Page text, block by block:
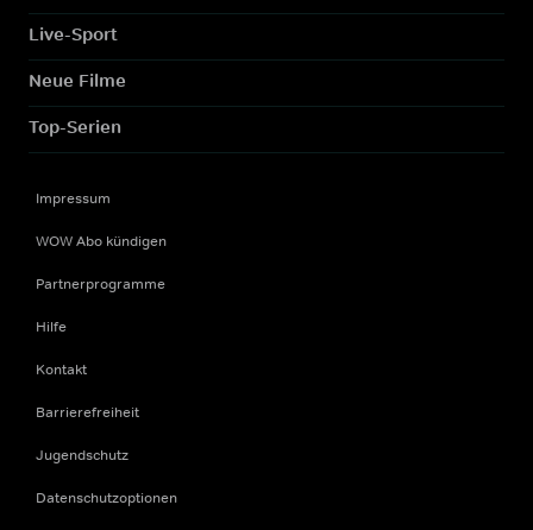
Live-Sport
Neue Filme
Top-Serien
Impressum
WOW Abo kündigen
Partnerprogramme
Hilfe
Kontakt
Barrierefreiheit
Jugendschutz
Datenschutzoptionen